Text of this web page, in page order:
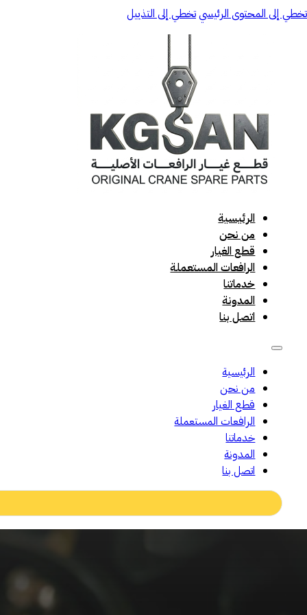
تخطي إلى المحتوى الرئيسيتخطي إلى التذييل
الرئيسية
من نحن
قطع الغيار
الرافعات المستعملة
خدماتنا
المدونة
اتصل بنا
الرئيسية
من نحن
قطع الغيار
الرافعات المستعملة
خدماتنا
المدونة
اتصل بنا
Search
...